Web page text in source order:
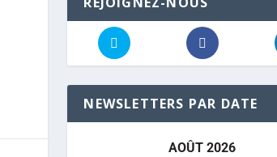
NEWSLETTERS PAR DATE
AOÛT 2026